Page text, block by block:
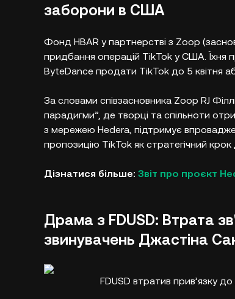
заборони в США
Фонд HBAR у партнерстві з Zoop
придбання операцій TikTok у США. Їхня
ByteDance продати TikTok до 5 квітня
За словами співзасновника Zoop RJ
парадигми”, де творці та спільноти
з мережею Hedera, підтримує
пропозицію TikTok як стратегічний
Дізнатися більше: Звіт про проєкт
Драма з FDUSD: Втрата
звинувачень Джастіна
FDUSD втратив прив’язку